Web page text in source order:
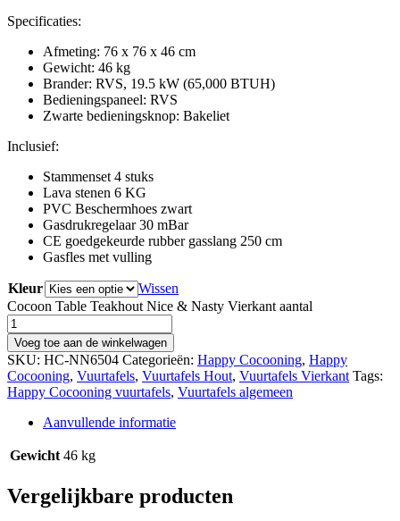
Specificaties:
Afmeting: 76 x 76 x 46 cm
Gewicht: 46 kg
Brander: RVS, 19.5 kW (65,000 BTUH)
Bedieningspaneel: RVS
Zwarte bedieningsknop: Bakeliet
Inclusief:
Stammenset 4 stuks
Lava stenen 6 KG
PVC Beschermhoes zwart
Gasdrukregelaar 30 mBar
CE goedgekeurde rubber gasslang 250 cm
Gasfles met vulling
Kleur
Wissen
Cocoon Table Teakhout Nice & Nasty Vierkant aantal
Voeg toe aan de winkelwagen
SKU: HC-NN6504 Categorieën: Happy Cocooning, Happy
Cocooning, Vuurtafels, Vuurtafels Hout, Vuurtafels Vierkant Tags:
Happy Cocooning vuurtafels, Vuurtafels algemeen
Aanvullende informatie
Gewicht 46 kg
Vergelijkbare producten